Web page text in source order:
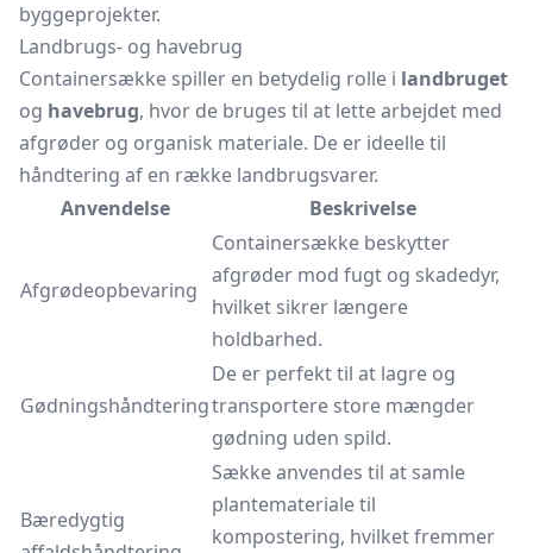
byggeprojekter.
Landbrugs- og havebrug
Containersække spiller en betydelig rolle i landbruget
og havebrug, hvor de bruges til at lette arbejdet med
afgrøder og organisk materiale. De er ideelle til
håndtering af en række landbrugsvarer.
Anvendelse
Beskrivelse
Afgrødeopbevaring
Containersække beskytter
afgrøder mod fugt og skadedyr,
hvilket sikrer længere
holdbarhed.
Gødningshåndtering
De er perfekt til at lagre og
transportere store mængder
gødning uden spild.
Bæredygtig
Sække anvendes til at samle
plantemateriale til
kompostering, hvilket fremmer